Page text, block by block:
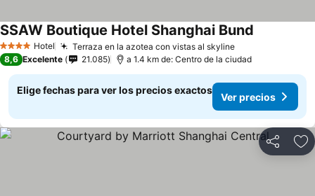
4 EstrellasHotel Terraza en la azotea con vistas al skyline
SSAW Boutique Hotel Shanghai Bund
8,6 Excelente 21.085 a 1.4 km de: Centro de la ciudad
Elige fechas para ver los precios exactos
Ver precios
Compartir